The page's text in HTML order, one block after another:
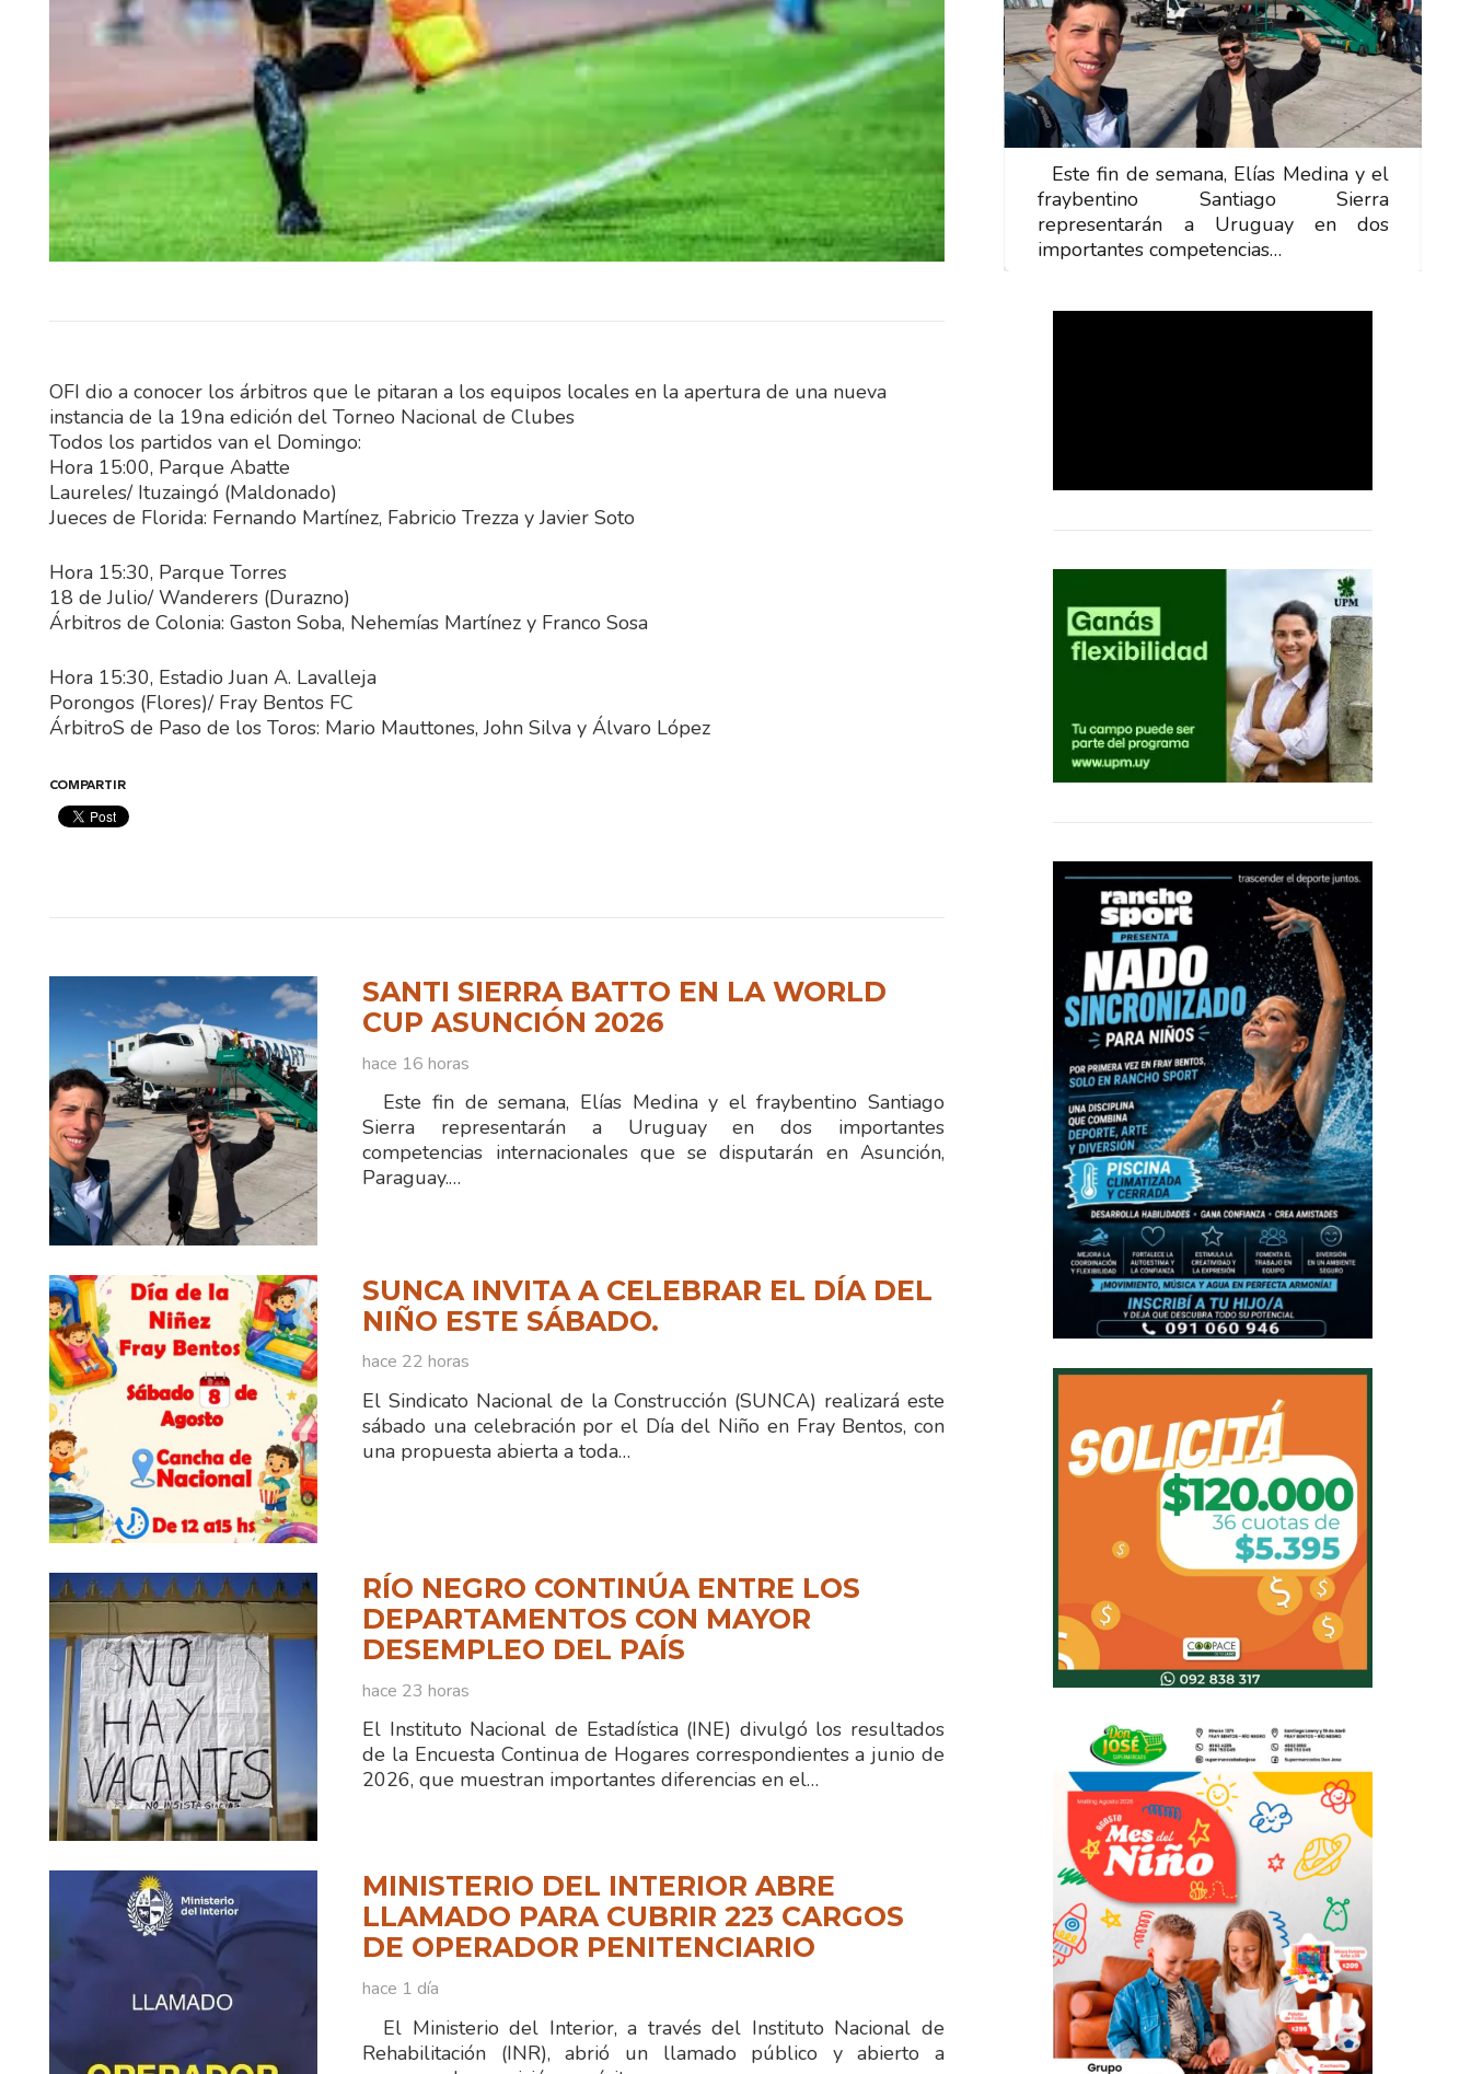
OFI dio a conocer los árbitros que le pitaran a los equipos locales en la apertura de una nueva
instancia de la 19na edición del Torneo Nacional de Clubes
Todos los partidos van el Domingo:
Hora 15:00, Parque Abatte
Laureles/ Ituzaingó (Maldonado)
Jueces de Florida: Fernando Martínez, Fabricio Trezza y Javier Soto
Hora 15:30, Parque Torres
18 de Julio/ Wanderers (Durazno)
Árbitros de Colonia: Gaston Soba, Nehemías Martínez y Franco Sosa
Hora 15:30, Estadio Juan A. Lavalleja
Porongos (Flores)/ Fray Bentos FC
ÁrbitroS de Paso de los Toros: Mario Mauttones, John Silva y Álvaro López
COMPARTIR
SANTI SIERRA BATTO EN LA WORLD
CUP ASUNCIÓN 2026
hace 16 horas
Este fin de semana, Elías Medina y el fraybentino Santiago
Sierra representarán a Uruguay en dos importantes
competencias internacionales que se disputarán en Asunción,
Paraguay.…
SUNCA INVITA A CELEBRAR EL DÍA DEL
NIÑO ESTE SÁBADO.
hace 22 horas
El Sindicato Nacional de la Construcción (SUNCA) realizará este
sábado una celebración por el Día del Niño en Fray Bentos, con
una propuesta abierta a toda…
RÍO NEGRO CONTINÚA ENTRE LOS
DEPARTAMENTOS CON MAYOR
DESEMPLEO DEL PAÍS
hace 23 horas
El Instituto Nacional de Estadística (INE) divulgó los resultados
de la Encuesta Continua de Hogares correspondientes a junio de
2026, que muestran importantes diferencias en el…
MINISTERIO DEL INTERIOR ABRE
LLAMADO PARA CUBRIR 223 CARGOS
DE OPERADOR PENITENCIARIO
hace 1 día
El Ministerio del Interior, a través del Instituto Nacional de
Rehabilitación (INR), abrió un llamado público y abierto a
Este fin de semana, Elías Medina y el
fraybentino Santiago Sierra
representarán a Uruguay en dos
importantes competencias…
Este fin de semana, Elías Medina y el
fraybentino Santiago Sierra
representarán a Uruguay en dos
importantes competencias…
Este fin de semana, Elías Medina y el
fraybentino Santiago Sierra
representarán a Uruguay en dos
importantes competencias…